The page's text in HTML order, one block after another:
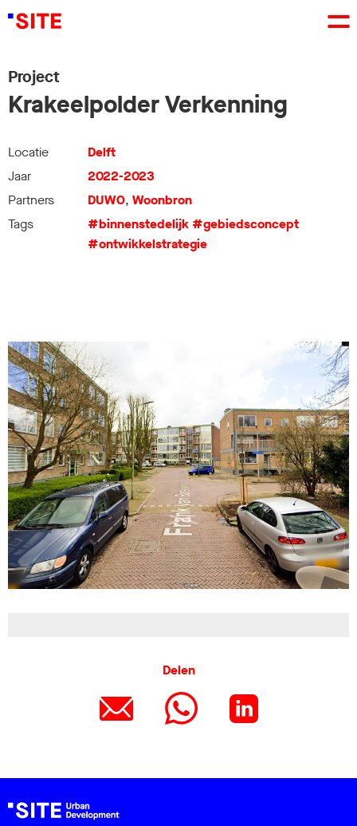
Project
Krakeelpolder Verkenning
Locatie
Delft
Jaar
2022-2023
Partners
DUWO, Woonbron
Tags
#binnenstedelijk#gebiedsconcept
#ontwikkelstrategie
Delen